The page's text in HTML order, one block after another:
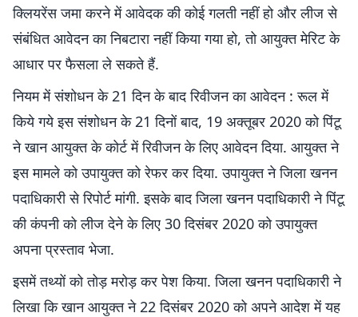
क्लियरेंस जमा करने में आवेदक की कोई गलती नहीं हो और लीज से
संबंधित आवेदन का निबटारा नहीं किया गया हो, तो आयुक्त मेरिट के
आधार पर फैसला ले सकते हैं.
नियम में संशोधन के 21 दिन के बाद रिवीजन का आवेदन : रूल में
किये गये इस संशोधन के 21 दिनों बाद, 19 अक्तूबर 2020 को पिंटू
ने खान आयुक्त के कोर्ट में रिवीजन के लिए आवेदन दिया. आयुक्त ने
इस मामले को उपायुक्त को रेफर कर दिया. उपायुक्त ने जिला खनन
पदाधिकारी से रिपोर्ट मांगी. इसके बाद जिला खनन पदाधिकारी ने पिंटू
की कंपनी को लीज देने के लिए 30 दिसंबर 2020 को उपायुक्त
अपना प्रस्ताव भेजा.
इसमें तथ्यों को तोड़ मरोड़ कर पेश किया. जिला खनन पदाधिकारी ने
लिखा कि खान आयुक्त ने 22 दिसंबर 2020 को अपने आदेश में यह